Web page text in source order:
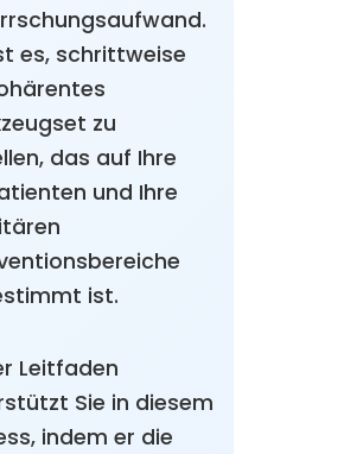
es, schrittweise
zu
das auf Ihre
und Ihre
ist.
Leitfaden
Sie in diesem
indem er die